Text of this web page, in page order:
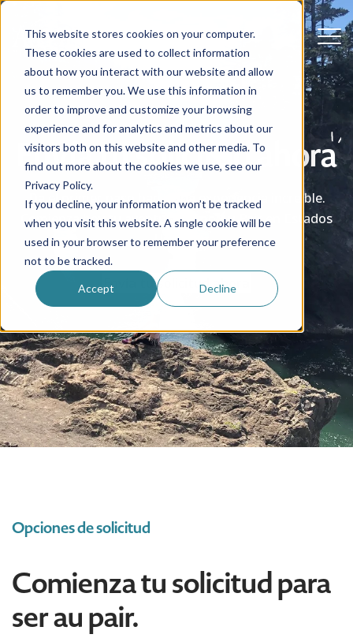
This website stores cookies on your computer.
These cookies are used to collect information
about how you interact with our website and allow
us to remember you. We use this information in
order to improve and customize your browsing
experience and for analytics and metrics about our
visitors both on this website and other media. To
find out more about the cookies we use, see our
Privacy Policy.
If you decline, your information won’t be tracked
when you visit this website. A single cookie will be
used in your browser to remember your preference
not to be tracked.
Accept Decline
Envía tu solicitud ahora
Da el primer paso hacia una experiencia increíble.
Comienza hoy tu aventura como Au Pair en Estados
Unidos.
Envía tu solicitud ahora
Opciones de solicitud
Comienza tu solicitud para
ser au pair.